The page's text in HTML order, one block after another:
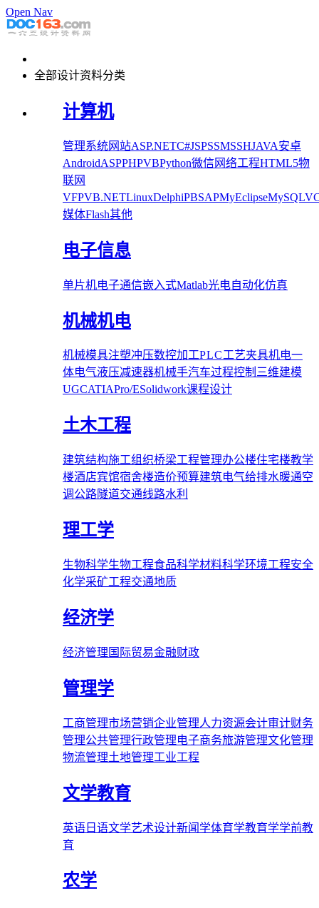
Open Nav
全部设计资料分类
计算机
管理系统网站ASP.NETC#JSPSSMSSHJAVA安卓
AndroidASPPHPVBPython微信网络工程HTML5物
联网
VFPVB.NETLinuxDelphiPBSAPMyEclipseMySQL
媒体Flash其他
电子信息
单片机电子通信嵌入式Matlab光电自动化仿真
机械机电
机械模具注塑冲压数控加工PLC工艺夹具机电一
体电气液压减速器机械手汽车过程控制 三维建模
UGCATIAPro/ESolidwork课程设计
土木工程
建筑结构施工组织桥梁工程管理办公楼住宅楼教学
楼酒店宾馆宿舍楼造价预算建筑电气给排水暖通空
调 公路隧道交通线路水利
理工学
生物科学生物工程食品科学材料科学环境工程安全
化学采矿工程交通地质
经济学
经济管理 国际贸易金融财政
管理学
工商管理市场营销企业管理人力资源会计审计财务
管理公共管理行政管理电子商务旅游管理文化管理
物流管理土地管理工业工程
文学教育
英语 日语文学艺术设计新闻学体育学教育学学前教
育
农学